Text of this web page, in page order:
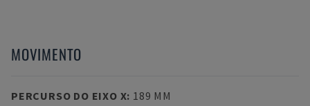
MOVIMENTO
PERCURSO DO EIXO X: 189 MM